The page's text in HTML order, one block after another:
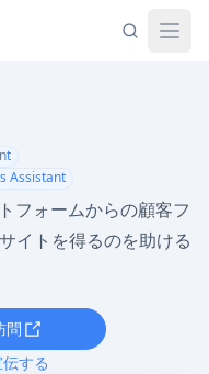
Assistant
フォームからの顧客フ
イトを得るのを助ける
問
する